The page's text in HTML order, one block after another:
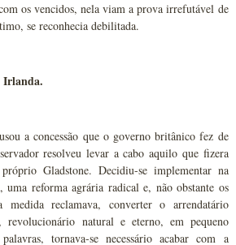
os vencidos, nela viam a prova irrefutável de
se reconhecia debilitada.
a concessão que o governo britânico fez de
resolveu levar a cabo aquilo que fizera
Gladstone. Decidiu-se implementar na
uma reforma agrária radical e, não obstante os
medida reclamava, converter o arrendatário
revolucionário natural e eterno, em pequeno
tornava-se necessário acabar com a